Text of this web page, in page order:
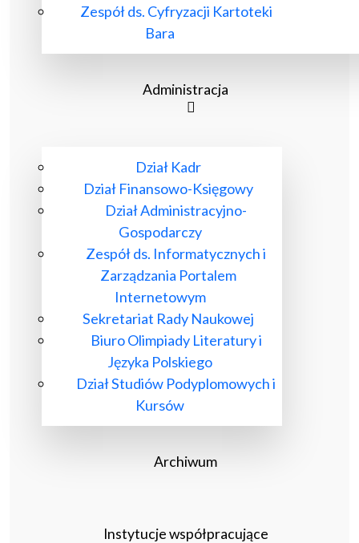
Zespół ds. Cyfryzacji Kartoteki
Bara
Administracja
Dział Kadr
Dział Finansowo-Księgowy
Dział Administracyjno-
Gospodarczy
Zespół ds. Informatycznych i
Zarządzania Portalem
Internetowym
Sekretariat Rady Naukowej
Biuro Olimpiady Literatury i
Języka Polskiego
Dział Studiów Podyplomowych i
Kursów
Archiwum
Instytucje współpracujące